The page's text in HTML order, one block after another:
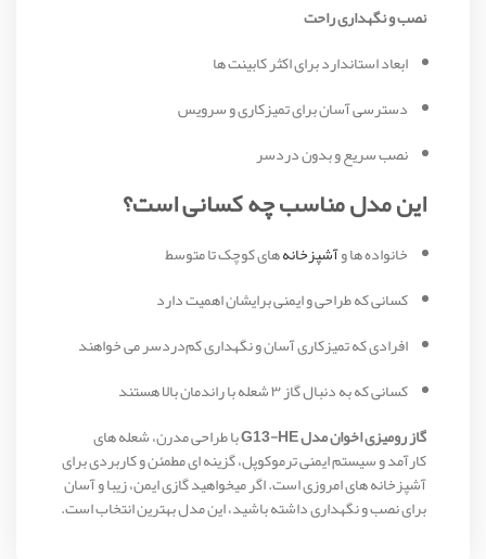
نصب و نگهداری راحت
ابعاد استاندارد برای اکثر کابینت‌ ها
دسترسی آسان برای تمیزکاری و سرویس
نصب سریع و بدون دردسر
این مدل مناسب چه کسانی است؟
خانواده‌ ها وآشپزخانه‌های کوچک تا متوسط
کسانی که طراحی و ایمنی برایشان اهمیت دارد
افرادی که تمیزکاری آسان و نگهداری کم‌دردسر می‌ خواهند
کسانی که به دنبال گاز ۳ شعله با راندمان بالا هستند
گاز رومیزی اخوان مدل G13-HE
با طراحی مدرن، شعله‌ های
کارآمد و سیستم ایمنی ترموکوپل، گزینه‌ ای مطمئن و کاربردی برای
آشپزخانه‌ های امروزی است. اگر میخواهید گازی ایمن، زیبا و آسان
برای نصب و نگهداری داشته باشید، این مدل بهترین انتخاب است.